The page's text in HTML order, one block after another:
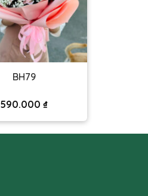
BH79
590.000 ₫